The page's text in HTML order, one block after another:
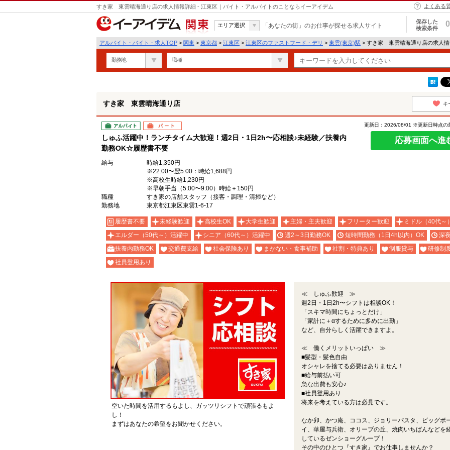
すき家 東雲晴海通り店の求人情報詳細 - 江東区｜バイト・アルバイトのことならイーアイデム よくある
関東
エリア選択 「あなたの街」のお仕事が探せる求人サイト
保存した
検索条件
0
アルバイト・バイト・求人TOP > 関東 > 東京都 > 江東区 > 江東区のファストフード・デリ > 東雲(東京)駅 > すき家 東雲晴海通り店の求人
勤務地 職種
すき家 東雲晴海通り店 キ
アルバイト パート
しゅふ活躍中！ランチタイム大歓迎！週2日・1日2h〜応相談♪未経験／扶養内
勤務OK☆履歴書不要
更新日：2026/08/01 ※更新日時点の
応募画面へ進
給与
時給1,350円
※22:00〜翌5:00：時給1,688円
※高校生時給1,230円
※早朝手当（5:00〜9:00）時給＋150円
職種
すき家の店舗スタッフ（接客・調理・清掃など）
勤務地
東京都江東区東雲1-6-17
履歴書不要 未経験歓迎 高校生OK 大学生歓迎 主婦・主夫歓迎 フリーター歓迎
ミドル（40代～
エルダー（50代～）活躍中
シニア（60代～）活躍中 週2～3日勤務OK 短時間勤務（1日4h以内）OK
深夜
扶養内勤務OK
交通費支給 社会保険あり まかない・食事補助 社割・特典あり 制服貸与
研修制
社員登用あり
空いた時間を活用するもよし、ガッツリシフトで頑張るもよ
し！
まずはあなたの希望をお聞かせください。
≪ しゅふ歓迎 ≫
週2日・1日2h〜シフトは相談OK！
「スキマ時間にちょっとだけ」
「家計に＋αするために多めに出勤」
など、自分らしく活躍できますよ。
≪ 働くメリットいっぱい ≫
■髪型・髪色自由
オシャレを捨てる必要はありません！
■給与前払い可
急な出費も安心♪
■社員登用あり
将来を考えている方は必見です。
なか卯、かつ庵、ココス、ジョリーパスタ、ビッグボ
イ、華屋与兵衛、オリーブの丘、焼肉いちばんなどを
しているゼンショーグループ！
その中のひとつ『すき家』でお仕事しませんか？